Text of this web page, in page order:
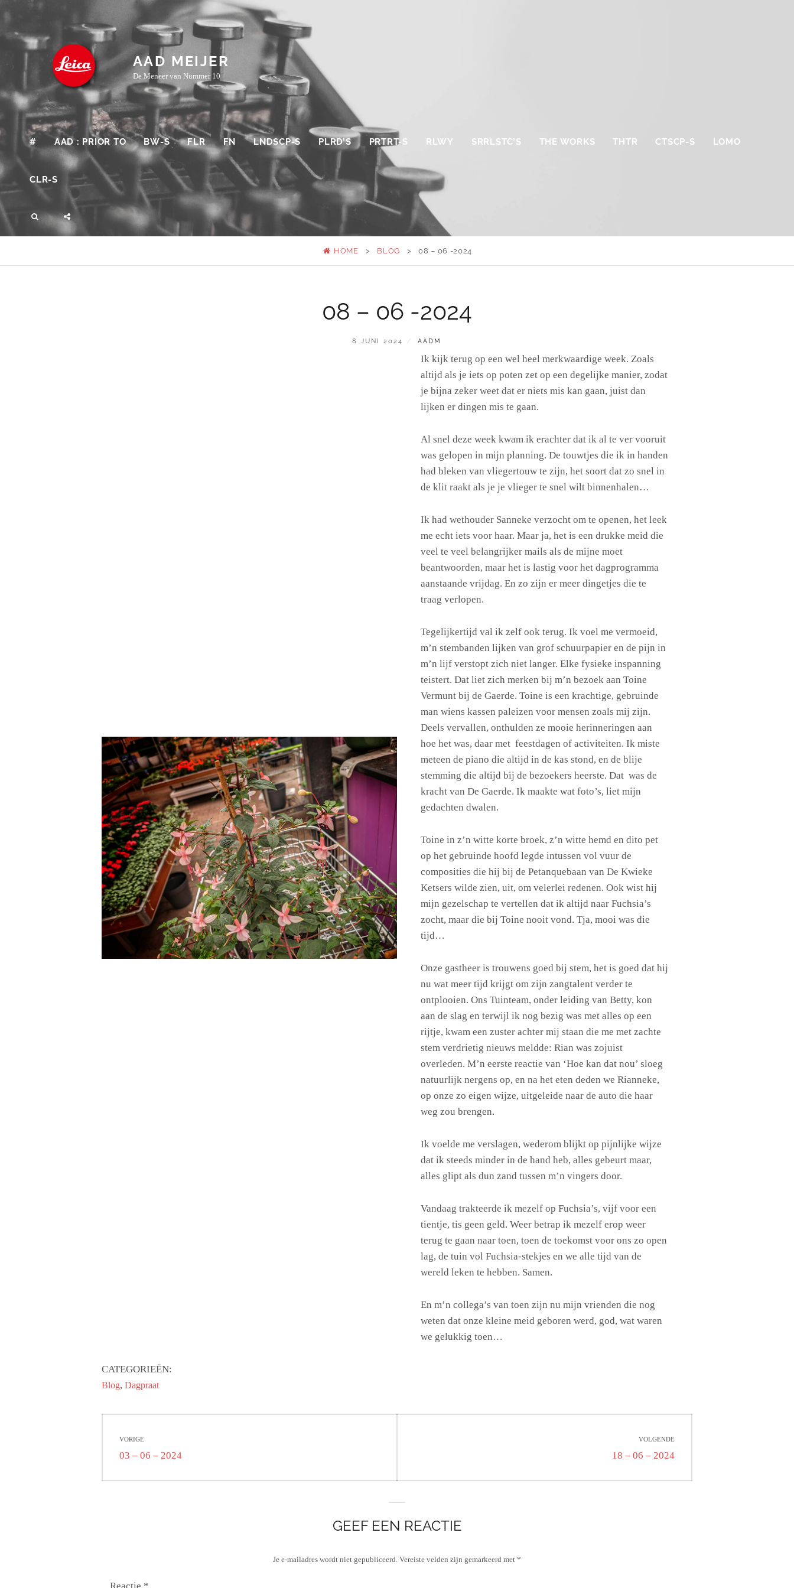
content
AAD MEIJER
De Meneer van Nummer 10
# AAD : PRIOR TO BW-S FLR FN LNDSCP-S PLRD’S PRTRT-S RLWY SRRLSTC’S THE WORKS THTR CTSCP-S LOMO
CLR-S
SEARCH
HOME > BLOG > 08 – 06 -2024
08 – 06 -2024
GEPLAATST
8 JUNI 2024 BY
AADM
Ik kijk terug op een wel heel merkwaardige week. Zoals
altijd als je iets op poten zet op een degelijke manier, zodat
je bijna zeker weet dat er niets mis kan gaan, juist dan
lijken er dingen mis te gaan.
Al snel deze week kwam ik erachter dat ik al te ver vooruit
was gelopen in mijn planning. De touwtjes die ik in handen
had bleken van vliegertouw te zijn, het soort dat zo snel in
de klit raakt als je je vlieger te snel wilt binnenhalen…
Ik had wethouder Sanneke verzocht om te openen, het leek
me echt iets voor haar. Maar ja, het is een drukke meid die
veel te veel belangrijker mails als de mijne moet
beantwoorden, maar het is lastig voor het dagprogramma
aanstaande vrijdag. En zo zijn er meer dingetjes die te
traag verlopen.
Tegelijkertijd val ik zelf ook terug. Ik voel me vermoeid,
m’n stembanden lijken van grof schuurpapier en de pijn in
m’n lijf verstopt zich niet langer. Elke fysieke inspanning
teistert. Dat liet zich merken bij m’n bezoek aan Toine
Vermunt bij de Gaerde. Toine is een krachtige, gebruinde
man wiens kassen paleizen voor mensen zoals mij zijn.
Deels vervallen, onthulden ze mooie herinneringen aan
hoe het was, daar met feestdagen of activiteiten. Ik miste
meteen de piano die altijd in de kas stond, en de blije
stemming die altijd bij de bezoekers heerste. Dat was de
kracht van De Gaerde. Ik maakte wat foto’s, liet mijn
gedachten dwalen.
Toine in z’n witte korte broek, z’n witte hemd en dito pet
op het gebruinde hoofd legde intussen vol vuur de
composities die hij bij de Petanquebaan van De Kwieke
Ketsers wilde zien, uit, om velerlei redenen. Ook wist hij
mijn gezelschap te vertellen dat ik altijd naar Fuchsia’s
zocht, maar die bij Toine nooit vond. Tja, mooi was die
tijd…
Onze gastheer is trouwens goed bij stem, het is goed dat hij
nu wat meer tijd krijgt om zijn zangtalent verder te
ontplooien. Ons Tuinteam, onder leiding van Betty, kon
aan de slag en terwijl ik nog bezig was met alles op een
rijtje, kwam een zuster achter mij staan die me met zachte
stem verdrietig nieuws meldde: Rian was zojuist
overleden. M’n eerste reactie van ‘Hoe kan dat nou’ sloeg
natuurlijk nergens op, en na het eten deden we Rianneke,
op onze zo eigen wijze, uitgeleide naar de auto die haar
weg zou brengen.
Ik voelde me verslagen, wederom blijkt op pijnlijke wijze
dat ik steeds minder in de hand heb, alles gebeurt maar,
alles glipt als dun zand tussen m’n vingers door.
Vandaag trakteerde ik mezelf op Fuchsia’s, vijf voor een
tientje, tis geen geld. Weer betrap ik mezelf erop weer
terug te gaan naar toen, toen de toekomst voor ons zo open
lag, de tuin vol Fuchsia-stekjes en we alle tijd van de
wereld leken te hebben. Samen.
En m’n collega’s van toen zijn nu mijn vrienden die nog
weten dat onze kleine meid geboren werd, god, wat waren
we gelukkig toen…
CATEGORIEËN:
Blog, Dagpraat
navigatie
VORIGE
Vorig
03 – 06 – 2024
VOLGENDE
Volgend
18 – 06 – 2024
GEEF EEN REACTIE
Je e-mailadres wordt niet gepubliceerd. Vereiste velden zijn gemarkeerd met *